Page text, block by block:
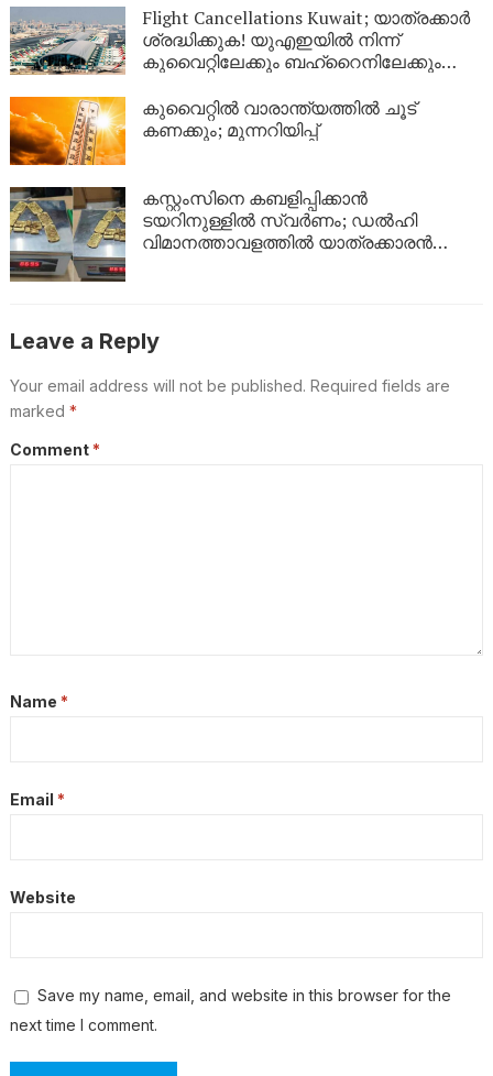
യുവാവിനായി പോലീസ് തിരച്ചിൽ
Flight Cancellations Kuwait; യാത്രക്കാർ
ശ്രദ്ധിക്കുക! യുഎഇയിൽ നിന്ന്
കുവൈറ്റിലേക്കും ബഹ്‌റൈനിലേക്കും
ഇങ്ങനെ
കുവൈറ്റിൽ വാരാന്ത്യത്തിൽ ചൂട്
കണക്കും; മുന്നറിയിപ്പ്
കസ്റ്റംസിനെ കബളിപ്പിക്കാൻ
ടയറിനുള്ളിൽ സ്വർണം; ഡൽഹി
വിമാനത്താവളത്തിൽ യാത്രക്കാരൻ
Leave a Reply
Your email address will not be published. Required fields are
marked *
Comment *
Name *
Email *
Website
Save my name, email, and website in this browser for the
next time I comment.